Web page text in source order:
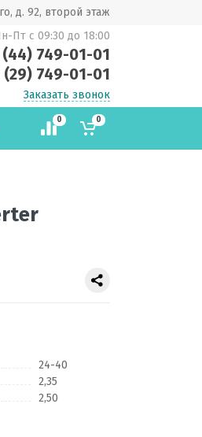
д. 92, второй этаж
Пт с 09:30 до 18:00
(44) 749-01-01
(29) 749-01-01
Заказать звонок
0 0
24-40
2,35
2,50